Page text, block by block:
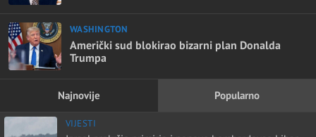
WASHINGTON
Američki sud blokirao bizarni plan Donalda
Trumpa
Najnovije Popularno
VIJESTI